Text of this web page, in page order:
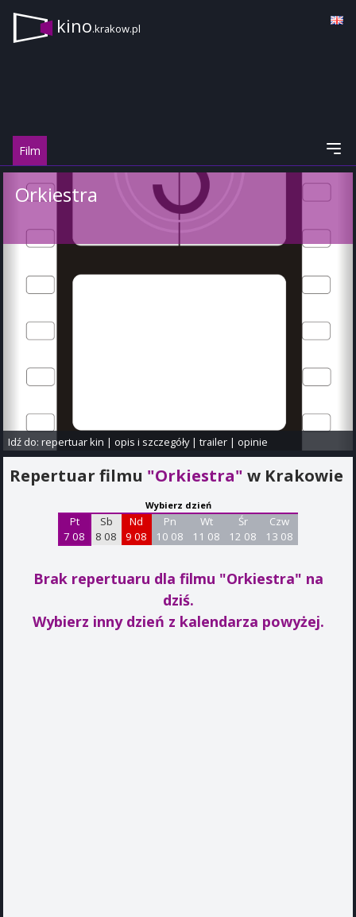
kino.krakow.pl
Film
Orkiestra
Idź do:repertuar kin |opis i szczegóły|trailer |opinie
Repertuar filmu "Orkiestra" w Krakowie
Wybierz dzień
Pt
7 08
Sb
8 08
Nd
9 08
Pn
10 08
Wt
11 08
Śr
12 08
Czw
13 08
Brak repertuaru dla filmu "Orkiestra" na
dziś.
Wybierz inny dzień z kalendarza powyżej.